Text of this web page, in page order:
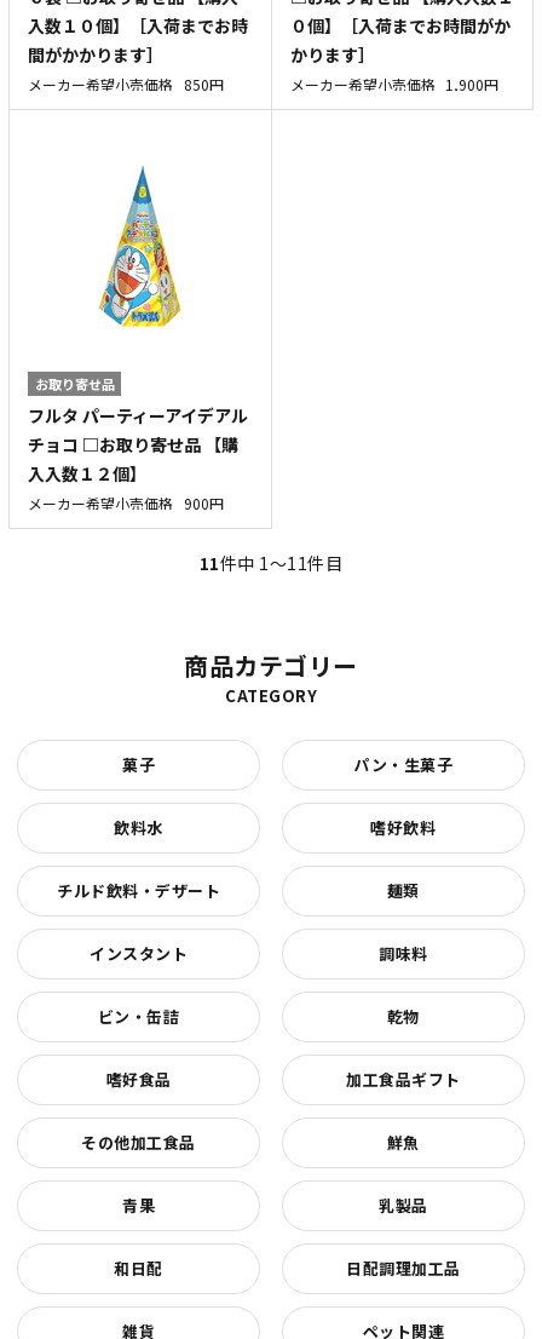
入数１０個】［入荷までお時
間がかかります］
メーカー希望小売価格 850円
０個】［入荷までお時間がか
かります］
メーカー希望小売価格 1,900円
お取り寄せ品
フルタ パーティーアイデアル
チョコ □お取り寄せ品 【購
入入数１２個】
メーカー希望小売価格 900円
11件中 1〜11件目
商品カテゴリー
CATEGORY
菓子 パン・生菓子
飲料水 嗜好飲料
チルド飲料・デザート 麺類
インスタント 調味料
ビン・缶詰 乾物
嗜好食品 加工食品ギフト
その他加工食品 鮮魚
青果 乳製品
和日配 日配調理加工品
雑貨 ペット関連